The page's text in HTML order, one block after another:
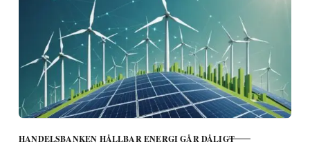
Innehållsförtecknin
g…
KATEGORI
HANDELSBANKEN HÅLLBAR ENERGI GÅR DÅLIGT